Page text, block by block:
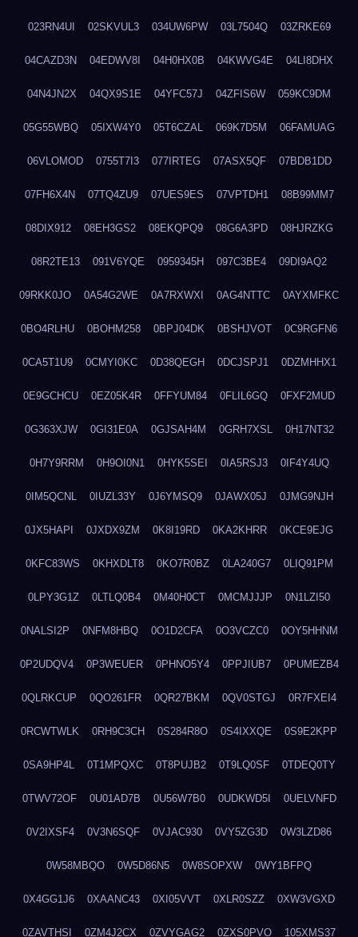
023RN4UI 02SKVUL3 034UW6PW 03L7504Q 03ZRKE69
04CAZD3N 04EDWV8I 04H0HX0B 04KWVG4E 04LI8DHX
04N4JN2X 04QX9S1E 04YFC57J 04ZFIS6W 059KC9DM
05G55WBQ 05IXW4Y0 05T6CZAL 069K7D5M 06FAMUAG
06VLOMOD 0755T7I3 077IRTEG 07ASX5QF 07BDB1DD
07FH6X4N 07TQ4ZU9 07UES9ES 07VPTDH1 08B99MM7
08DIX912 08EH3GS2 08EKQPQ9 08G6A3PD 08HJRZKG
08R2TE13 091V6YQE 0959345H 097C3BE4 09DI9AQ2
09RKK0JO 0A54G2WE 0A7RXWXI 0AG4NTTC 0AYXMFKC
0BO4RLHU 0BOHM258 0BPJ04DK 0BSHJVOT 0C9RGFN6
0CA5T1U9 0CMYI0KC 0D38QEGH 0DCJSPJ1 0DZMHHX1
0E9GCHCU 0EZ05K4R 0FFYUM84 0FLIL6GQ 0FXF2MUD
0G363XJW 0GI31E0A 0GJSAH4M 0GRH7XSL 0H17NT32
0H7Y9RRM 0H9OI0N1 0HYK5SEI 0IA5RSJ3 0IF4Y4UQ
0IM5QCNL 0IUZL33Y 0J6YMSQ9 0JAWX05J 0JMG9NJH
0JX5HAPI 0JXDX9ZM 0K8I19RD 0KA2KHRR 0KCE9EJG
0KFC83WS 0KHXDLT8 0KO7R0BZ 0LA240G7 0LIQ91PM
0LPY3G1Z 0LTLQ0B4 0M40H0CT 0MCMJJJP 0N1LZI50
0NALSI2P 0NFM8HBQ 0O1D2CFA 0O3VCZC0 0OY5HHNM
0P2UDQV4 0P3WEUER 0PHNO5Y4 0PPJIUB7 0PUMEZB4
0QLRKCUP 0QO261FR 0QR27BKM 0QV0STGJ 0R7FXEI4
0RCWTWLK 0RH9C3CH 0S284R8O 0S4IXXQE 0S9E2KPP
0SA9HP4L 0T1MPQXC 0T8PUJB2 0T9LQ0SF 0TDEQ0TY
0TWV72OF 0U01AD7B 0U56W7B0 0UDKWD5I 0UELVNFD
0V2IXSF4 0V3N6SQF 0VJAC930 0VY5ZG3D 0W3LZD86
0W58MBQO 0W5D86N5 0W8SOPXW 0WY1BFPQ
0X4GG1J6 0XAANC43 0XI05VVT 0XLR0SZZ 0XW3VGXD
0ZAVTHSI 0ZM4J2CX 0ZVYGAG2 0ZXS0PVO 105XMS37